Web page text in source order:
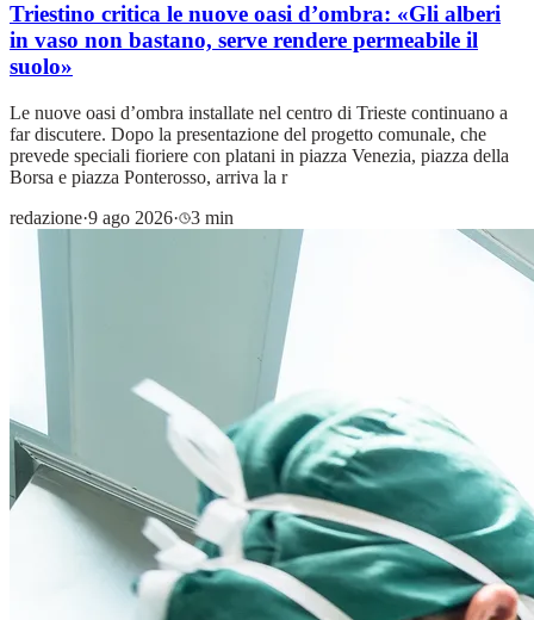
Triestino critica le nuove oasi d’ombra: «Gli alberi
in vaso non bastano, serve rendere permeabile il
suolo»
Le nuove oasi d’ombra installate nel centro di Trieste continuano a
far discutere. Dopo la presentazione del progetto comunale, che
prevede speciali fioriere con platani in piazza Venezia, piazza della
Borsa e piazza Ponterosso, arriva la r
redazione·9 ago 2026· 3 min